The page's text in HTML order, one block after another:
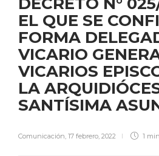
EL QUE SE
FORMA
VICARIO
VICARIOS
LA
SANTÍSIMA
Comunicación, 17 febrero, 2022 1 min